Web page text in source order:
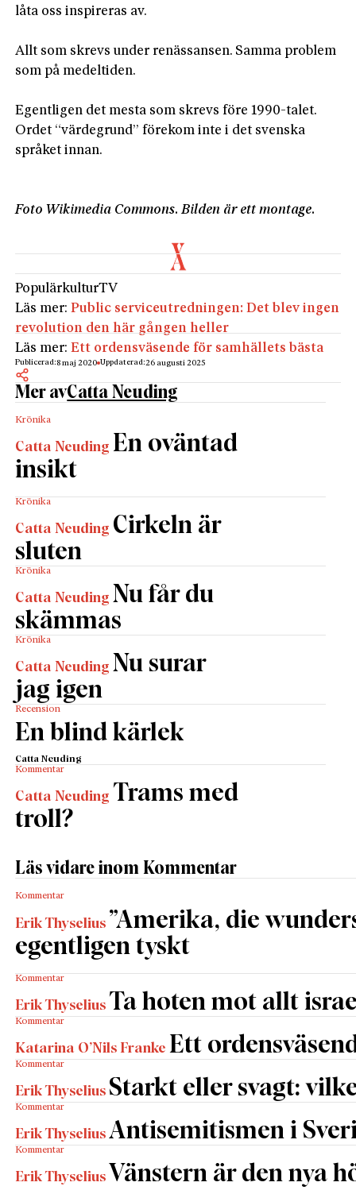
låta oss inspireras av.
Allt som skrevs under renässansen. Samma problem
som på medeltiden.
Egentligen det mesta som skrevs före 1990-talet.
Ordet “värdegrund” förekom inte i det svenska
språket innan.
Foto Wikimedia Commons. Bilden är ett montage.
PopulärkulturTV
Läs mer:Public serviceutredningen: Det blev ingen
revolution den här gången heller
Läs mer:Ett ordensväsende för samhällets bästa
Publicerad:8 maj 2020 Uppdaterad:26 augusti 2025
Mer avCatta Neuding
Krönika
Catta Neuding En oväntad
insikt
Krönika
Catta Neuding Cirkeln är
sluten
Krönika
Catta Neuding Nu får du
skämmas
Krönika
Catta Neuding Nu surar
jag igen
Recension
En blind kärlek
Catta Neuding
Kommentar
Catta Neuding Trams med
troll?
Läs vidare inom Kommentar
Kommentar
Erik Thyselius ”Amerika, die
egentligen tyskt
Kommentar
Erik Thyselius Ta hoten mot allt
Kommentar
Katarina O’Nils Franke Ett
Kommentar
Erik Thyselius Starkt eller svagt:
Kommentar
Erik Thyselius Antisemitismen i
Kommentar
Erik Thyselius Vänstern är den nya